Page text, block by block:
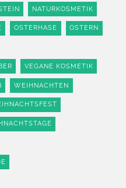
NATURKOSMETIK
OSTERHASE OSTERN
VEGANE KOSMETIK
WEIHNACHTEN